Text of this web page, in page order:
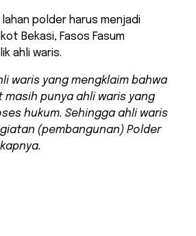
polder harus menjadi
Bekasi, Fasos Fasum
ahli waris.
waris yang mengklaim bahwa
punya ahli waris yang
hukum. Sehingga ahli waris
(pembangunan) Polder